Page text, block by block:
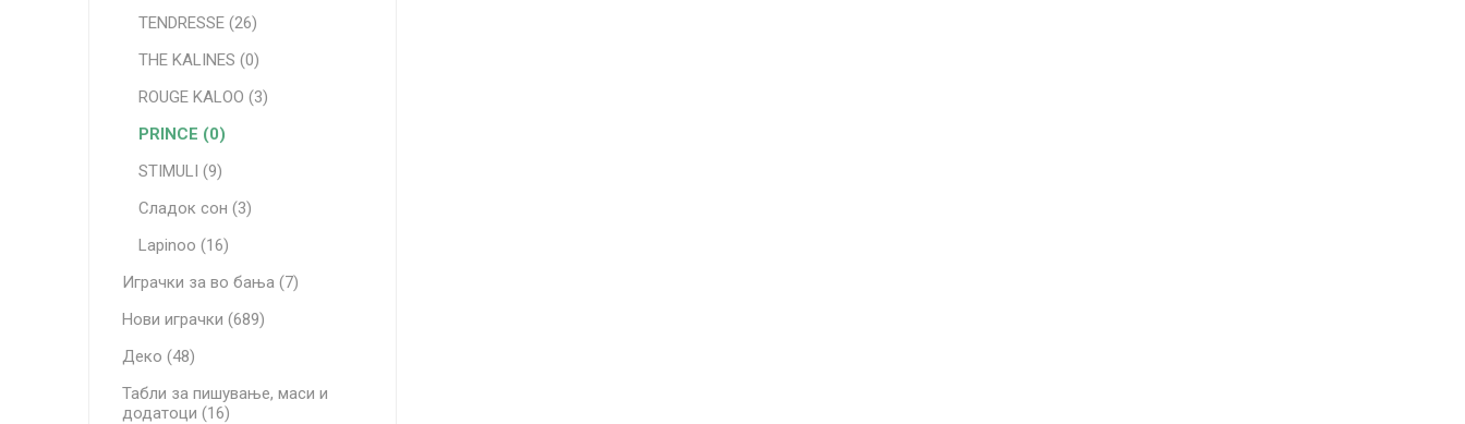
TENDRESSE (26)
THE KALINES (0)
ROUGE KALOO (3)
PRINCE (0)
STIMULI (9)
Сладок сон (3)
Lapinoo (16)
Играчки за во бања (7)
Нови играчки (689)
Деко (48)
Табли за пишување, маси и
додатоци (16)